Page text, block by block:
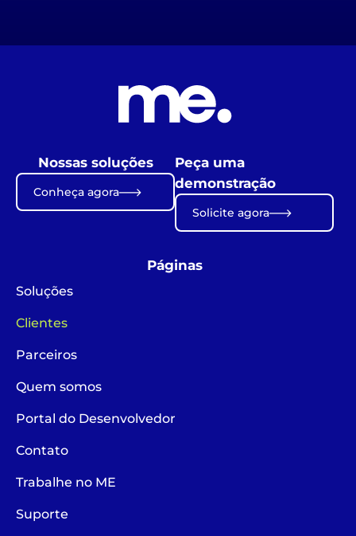
Nossas soluções
Conheça agora
Peça uma
demonstração
Solicite agora
Páginas
Soluções
Clientes
Parceiros
Quem somos
Portal do Desenvolvedor
Contato
Trabalhe no ME
Suporte